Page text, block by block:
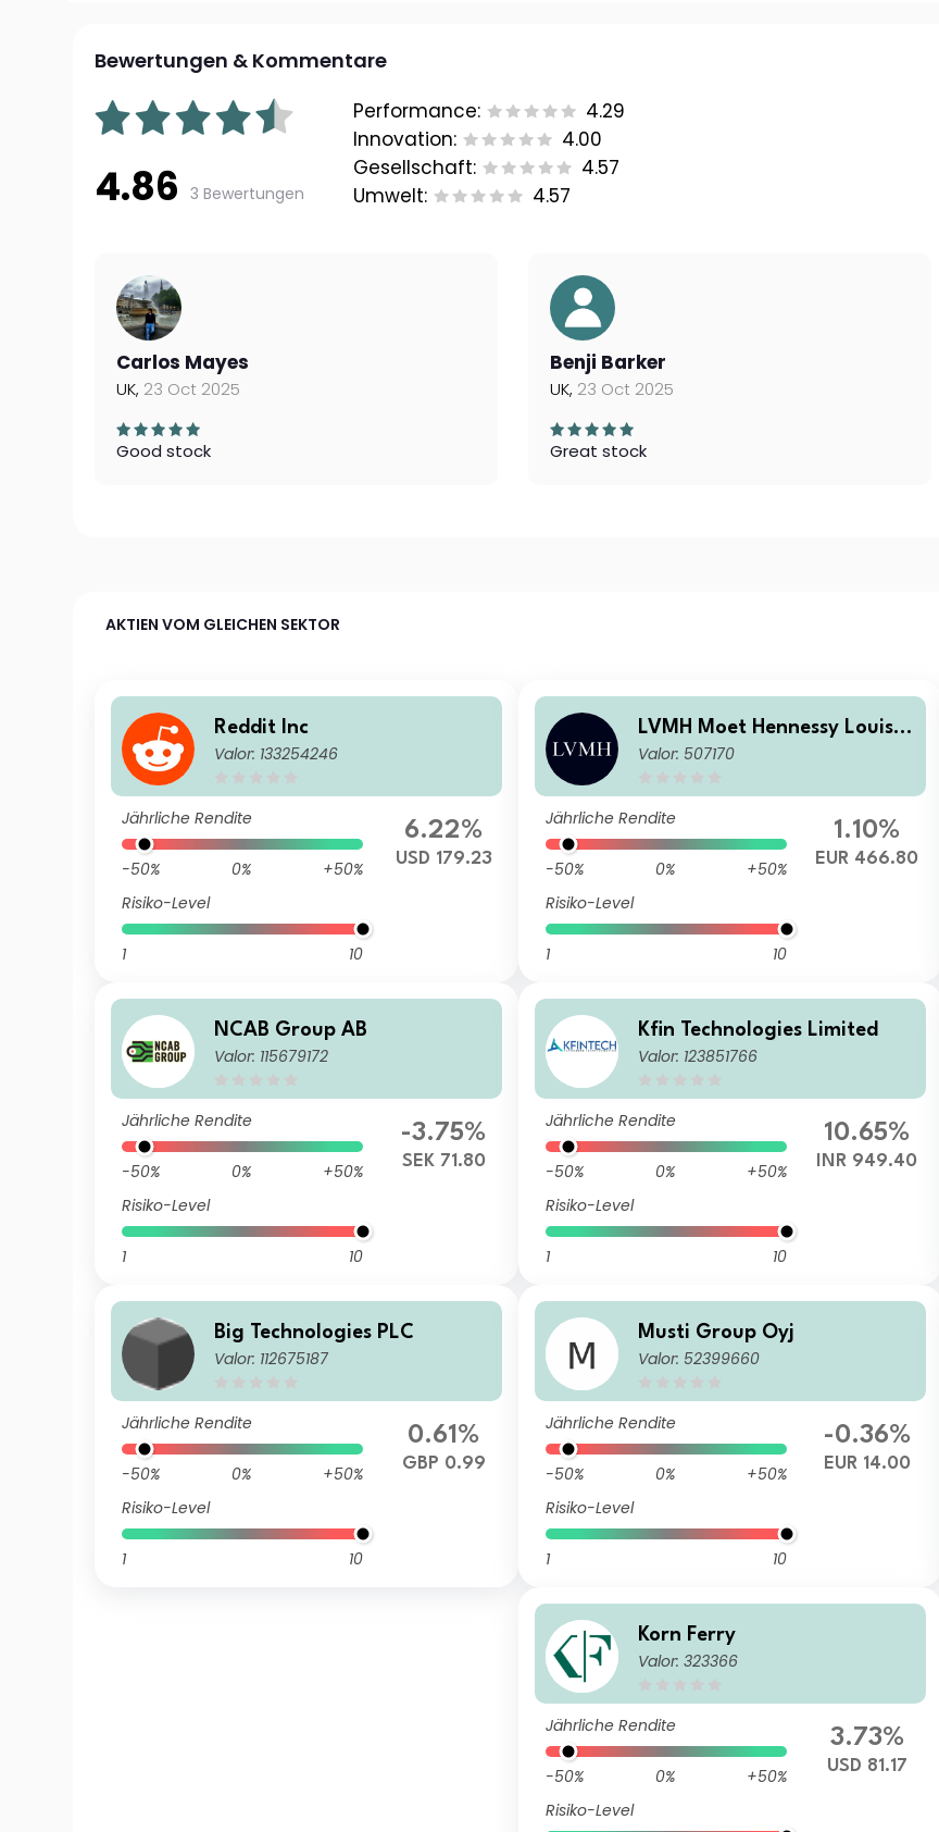
Bewertungen & Kommentare
4.86 3 Bewertungen
Performance:
4.29
Innovation:
4.00
Gesellschaft:
4.57
Umwelt:
4.57
Carlos Mayes
UK, 23 Oct 2025
Good stock
Benji Barker
UK, 23 Oct 2025
Great stock
AKTIEN VOM GLEICHEN SEKTOR
Reddit Inc
Valor: 133254246
Jährliche Rendite
-50% 0%
+50%
Risiko-Level
1 10
6.22%
USD 179.23
LVMH Moet Hennessy Louis V
uitton SE
Valor: 507170
Jährliche Rendite
-50% 0%
+50%
Risiko-Level
1 10
1.10%
EUR 466.80
NCAB Group AB
Valor: 115679172
Jährliche Rendite
-50% 0%
+50%
Risiko-Level
1 10
-3.75%
SEK 71.80
Kfin Technologies Limited
Valor: 123851766
Jährliche Rendite
-50% 0%
+50%
Risiko-Level
1 10
10.65%
INR 949.40
Big Technologies PLC
Valor: 112675187
Jährliche Rendite
-50% 0%
+50%
Risiko-Level
1 10
0.61%
GBP 0.99
Musti Group Oyj
Valor: 52399660
Jährliche Rendite
-50% 0%
+50%
Risiko-Level
1 10
-0.36%
EUR 14.00
Korn Ferry
Valor: 323366
Jährliche Rendite
-50% 0%
+50%
Risiko-Level
3.73%
USD 81.17